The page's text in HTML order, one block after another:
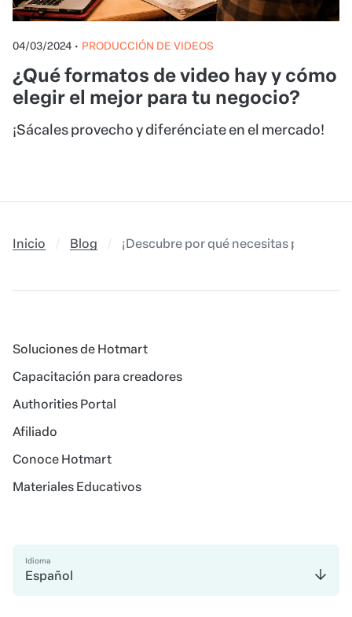
04/03/2024 • PRODUCCIÓN DE VIDEOS
¿Qué formatos de video hay y cómo
elegir el mejor para tu negocio?
¡Sácales provecho y diferénciate en el mercado!
Inicio Blog ¡Descubre por qué necesitas ponerle
Soluciones de Hotmart
Capacitación para creadores
Authorities Portal
Afiliado
Conoce Hotmart
Materiales Educativos
Idioma
Español